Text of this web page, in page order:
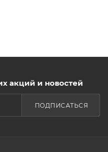
акций и новостей
ПОДПИСАТЬСЯ